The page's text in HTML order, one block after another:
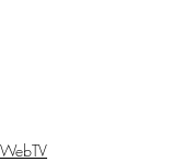
WebTV